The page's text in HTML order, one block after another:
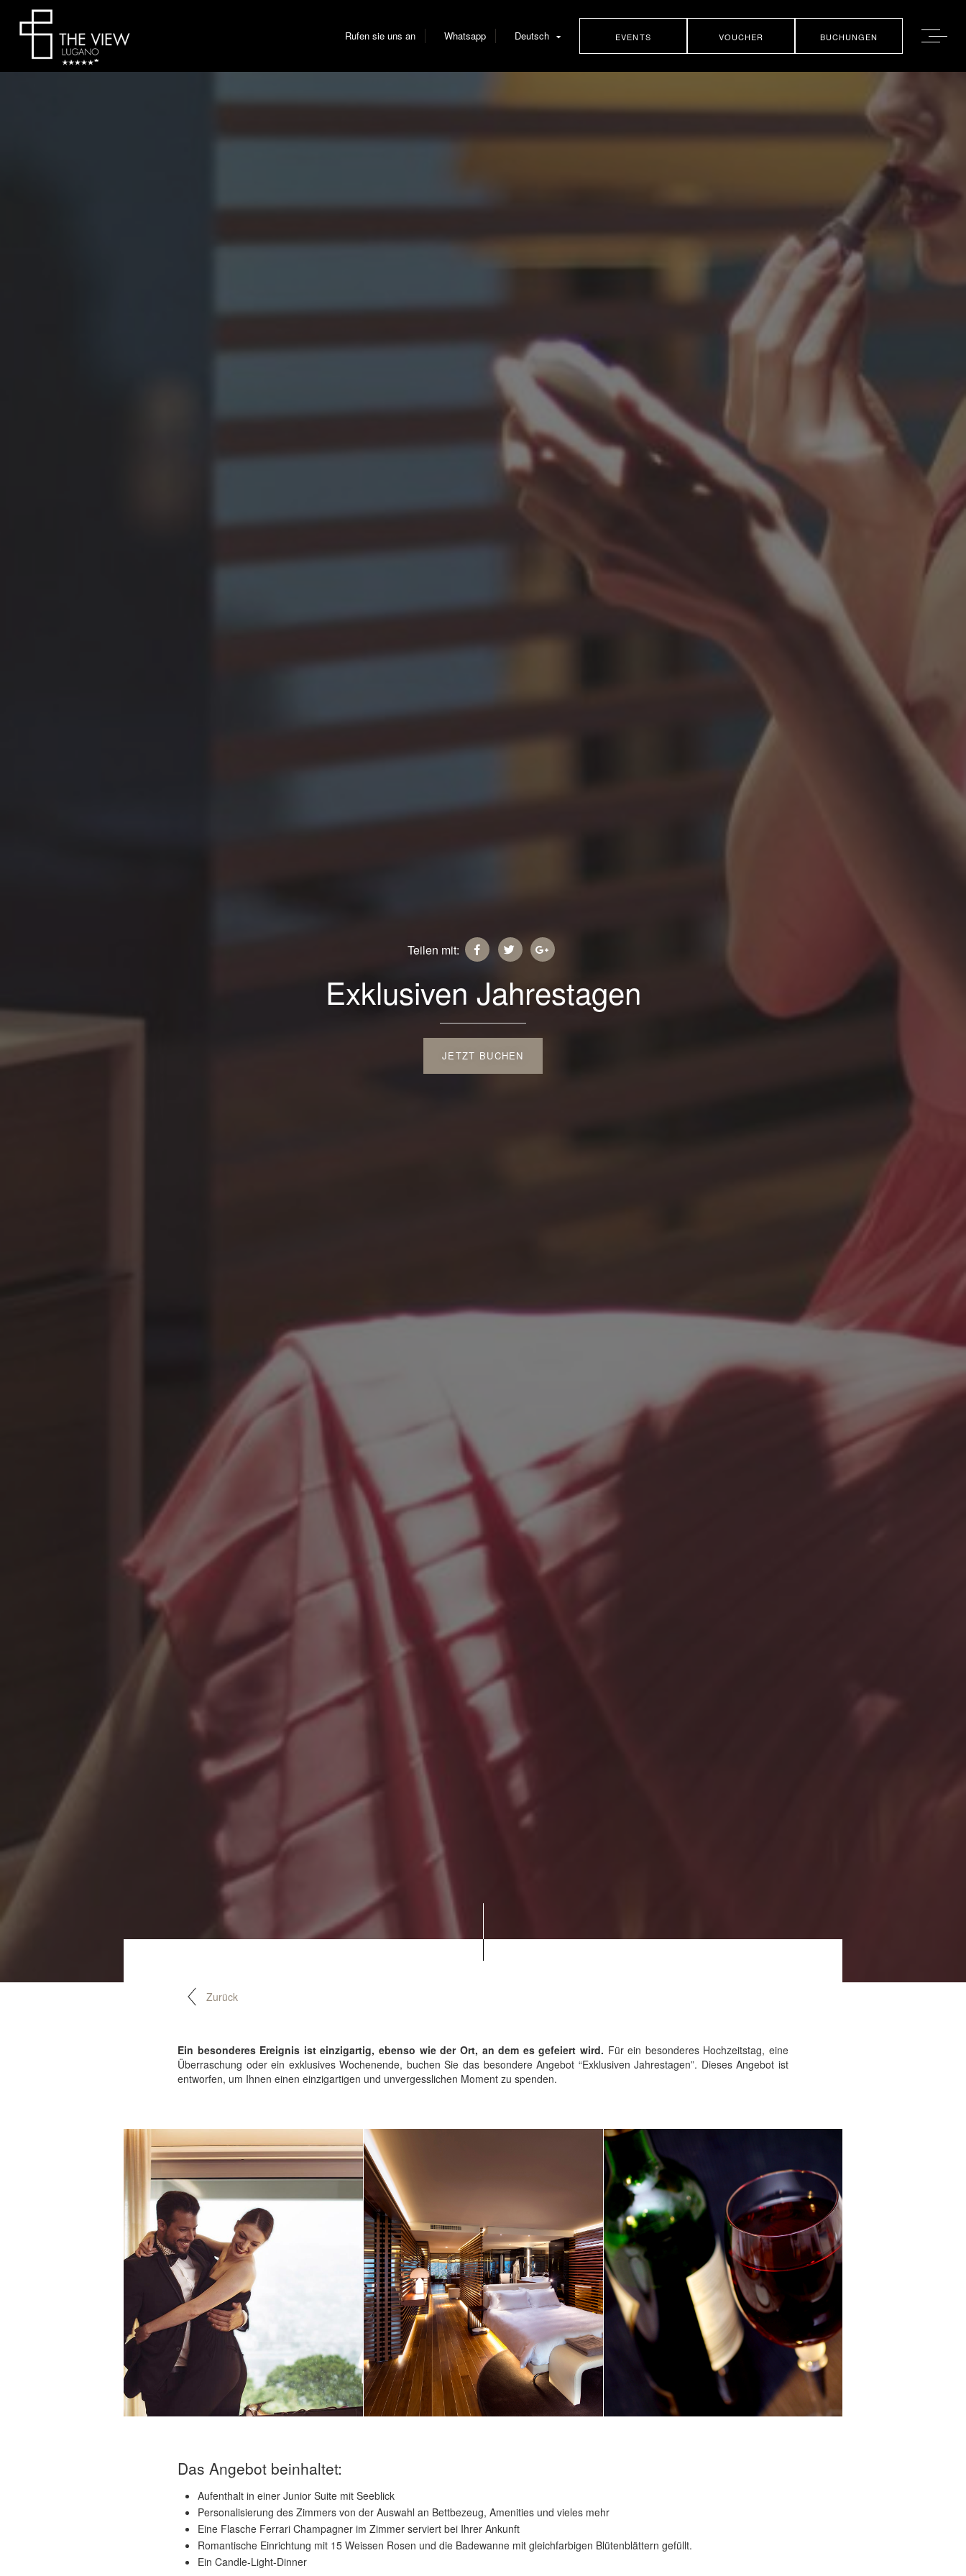
Rufen sie uns an Whatsapp Deutsch EVENTS VOUCHER BUCHUNGEN
Teilen mit:
Exklusiven Jahrestagen
JETZT BUCHEN
Zurück
Ein besonderes Ereignis ist einzigartig, ebenso wie der Ort, an dem es gefeiert wird. Für ein besonderes Hochzeitstag, eine
Überraschung oder ein exklusives Wochenende, buchen Sie das besondere Angebot “Exklusiven Jahrestagen”. Dieses Angebot ist
entworfen, um Ihnen einen einzigartigen und unvergesslichen Moment zu spenden.
Das Angebot beinhaltet:
Aufenthalt in einer Junior Suite mit Seeblick
Personalisierung des Zimmers von der Auswahl an Bettbezeug, Amenities und vieles mehr
Eine Flasche Ferrari Champagner im Zimmer serviert bei Ihrer Ankunft
Romantische Einrichtung mit 15 Weissen Rosen und die Badewanne mit gleichfarbigen Blütenblättern gefüllt.
Ein Candle-Light-Dinner